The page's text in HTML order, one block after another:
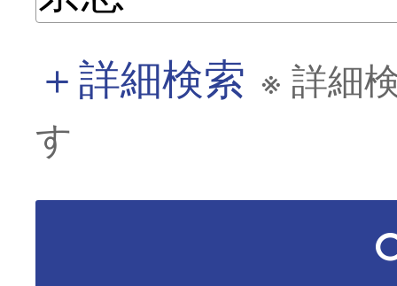
＋詳細検索 ※ 詳細
す